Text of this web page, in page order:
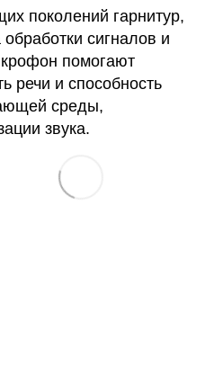
поколений гарнитур,
сигналов и
помогают
речи и способность
среды,
звука.